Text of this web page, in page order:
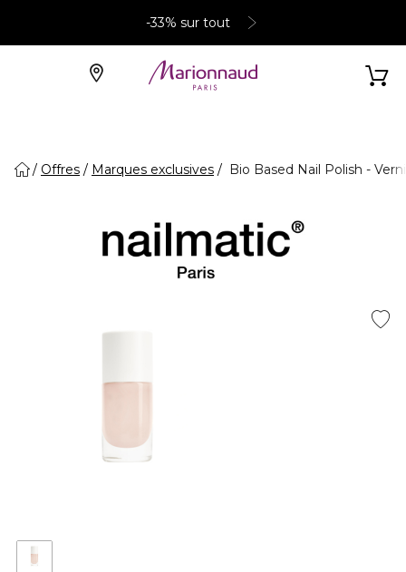
-33% sur tout
Offres Marques exclusives Bio Based Nail Polish -